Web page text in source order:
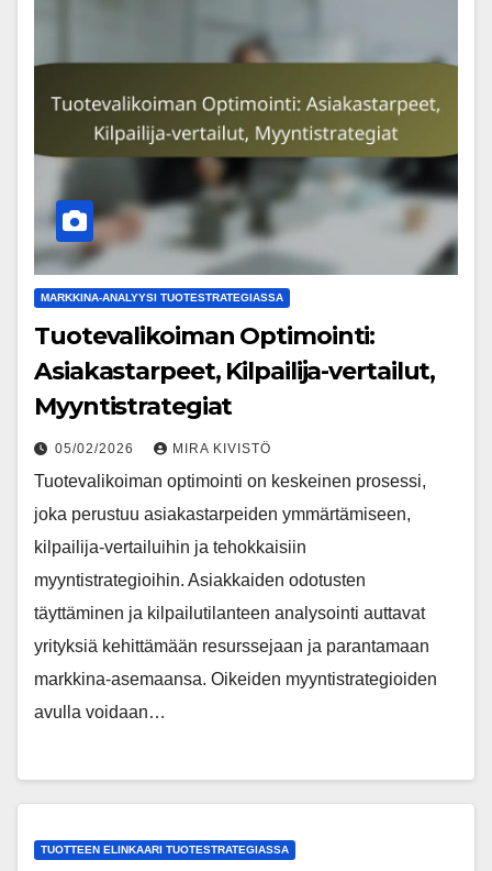
MARKKINA-ANALYYSI TUOTESTRATEGIASSA
Tuotevalikoiman Optimointi:
Asiakastarpeet, Kilpailija-vertailut,
Myyntistrategiat
05/02/2026 MIRA KIVISTÖ
Tuotevalikoiman optimointi on keskeinen prosessi,
joka perustuu asiakastarpeiden ymmärtämiseen,
kilpailija-vertailuihin ja tehokkaisiin
myyntistrategioihin. Asiakkaiden odotusten
täyttäminen ja kilpailutilanteen analysointi auttavat
yrityksiä kehittämään resurssejaan ja parantamaan
markkina-asemaansa. Oikeiden myyntistrategioiden
avulla voidaan…
TUOTTEEN ELINKAARI TUOTESTRATEGIASSA